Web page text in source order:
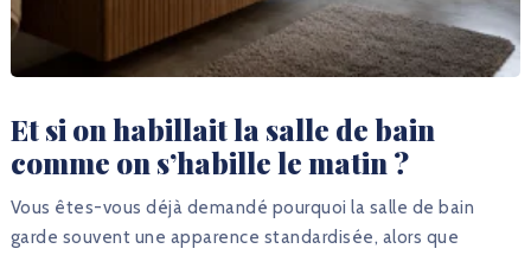
Et si on habillait la salle de bain
comme on s’habille le matin ?
Vous êtes-vous déjà demandé pourquoi la salle de bain
garde souvent une apparence standardisée, alors que